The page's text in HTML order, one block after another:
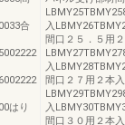
合
はり
入
間口２５．５用
入
間口２７用２本入
入
間口３０用２本入